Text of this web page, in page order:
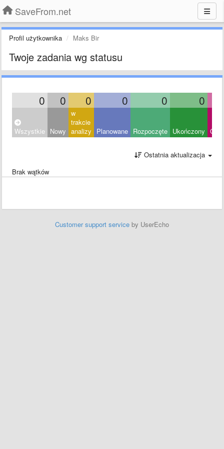
SaveFrom.net
Profil użytkownika Maks Bir
Twoje zadania wg statusu
0 0 0 0 0 0
Wszystkie Nowy
w
trakcie
analizy
Planowane Rozpoczęte Ukończony
Ostatnia aktualizacja
Brak wątków
Customer support service by UserEcho